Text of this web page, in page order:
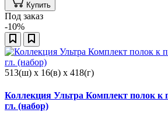
Купить
Под заказ
-10%
513(ш) x 16(в) x 418(г)
Коллекция Ультра Комплект полок
гл. (набор)